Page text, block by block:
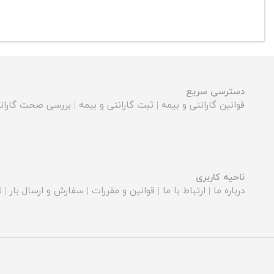
دسترسی سریع
قوانین گارانتی و بیمه | ثبت گارانتی و بیمه | بررسی صحت
ناحیه کاربری
درباره ما | ارتباط با ما | قوانین و مقررات | سفارش و ارسال بار |